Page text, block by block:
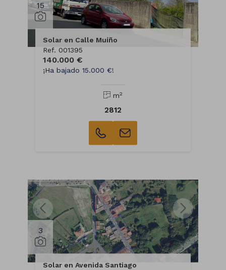
15
Solar en Calle Muíño
Ref. 001395
140.000 €
¡Ha bajado 15.000 €!
m2
2812
3
Solar en Avenida Santiago